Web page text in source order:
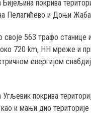
покрива
Пелагићево и Доњи
својe 563 трафо станице
720 km, НН мреже и
енергијом
Угљевик покрива
и мањи дио територије